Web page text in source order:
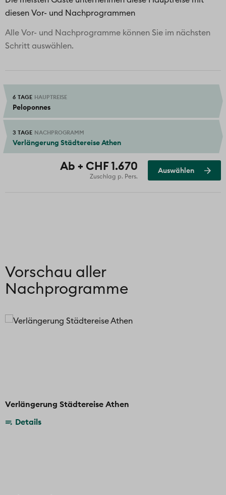
Besuch eines Olivenölbetriebs
diesen Vor- und Nachprogrammen
Alle Vor- und Nachprogramme können Sie im nächsten
Schritt auswählen.
6 TAGE HAUPTREISE
Peloponnes
3 TAGE NACHPROGRAMM
Verlängerung Städtereise Athen
Ab + CHF 1.670
Zuschlag p. Pers.
Auswählen
Vorschau aller
Nachprogramme
Verlängerung Städtereise Athen
Details